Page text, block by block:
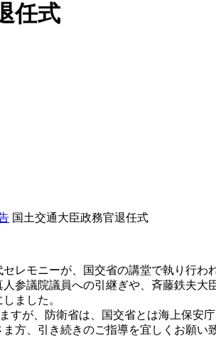
任式
国土交通大臣政務官退任式
レモニーが、国交省の講堂で執り行わ
参議院議員への引継ぎや、斉藤鉄夫大
ました。
すが、防衛省は、国交省とは海上保安
方、引き続きのご指導を宜しくお願い